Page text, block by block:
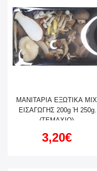
ΜΑΝΙΤΑΡΙΑ ΕΞΩΤΙΚΑ ΜΙΧ
ΕΙΣΑΓΩΓΗΣ 200g Ή 250g
(ΤΕΜΑΧΙΟ)
3,20€